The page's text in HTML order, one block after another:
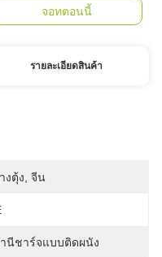
จอทตอนนี้
รายละเอียดสินค้า
งตุ้ง, จีน
นีชาร์จแบบติดผนัง